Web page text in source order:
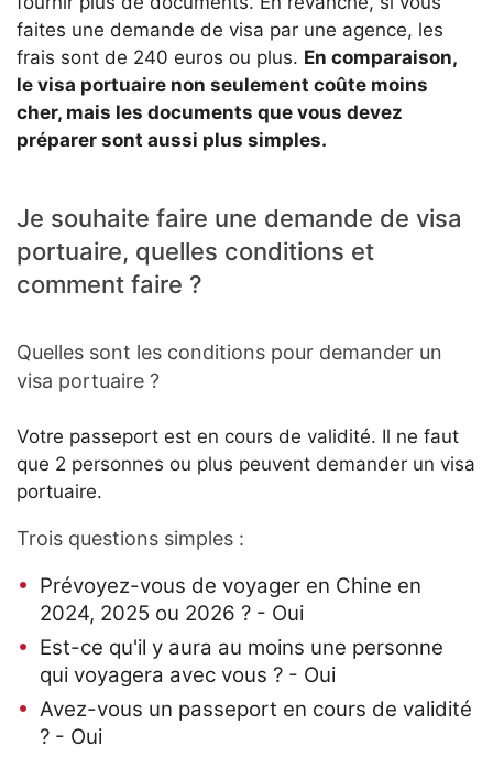
faites une demande de visa par une agence, les
frais sont de 240 euros ou plus. En comparaison,
le visa portuaire non seulement coûte moins
cher, mais les documents que vous devez
préparer sont aussi plus simples.
Je souhaite faire une demande de visa
portuaire, quelles conditions et
comment faire ?
Quelles sont les conditions pour demander un
visa portuaire ?
Votre passeport est en cours de validité. Il ne faut
que 2 personnes ou plus peuvent demander un visa
portuaire.
Trois questions simples :
Prévoyez-vous de voyager en Chine en
2024, 2025 ou 2026 ? - Oui
Est-ce qu'il y aura au moins une personne
qui voyagera avec vous ? - Oui
Avez-vous un passeport en cours de validité
? - Oui